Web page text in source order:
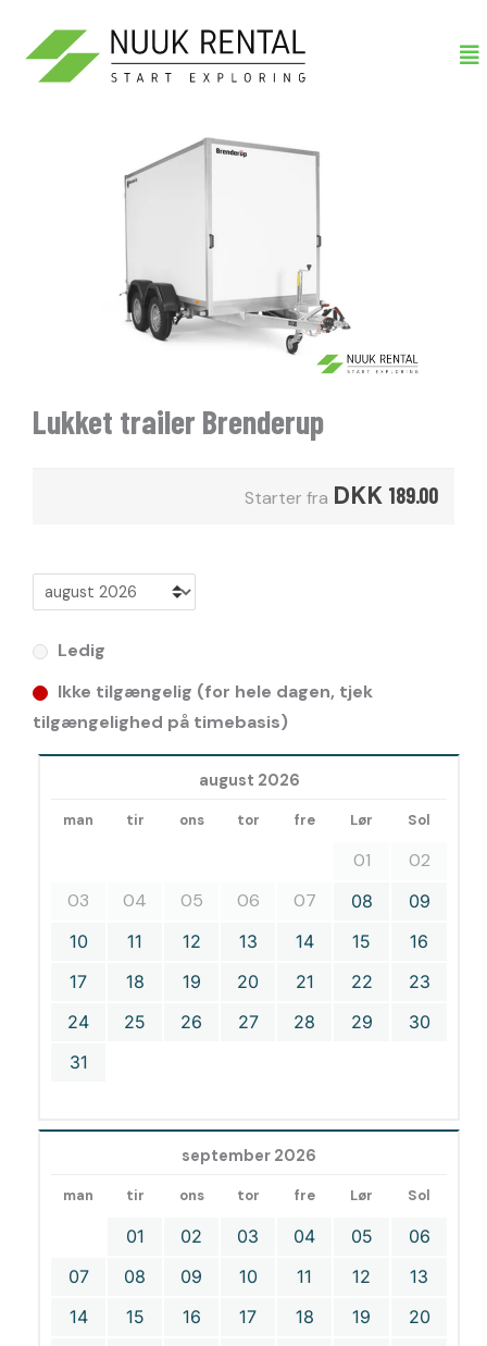
indholdet
Lukket trailer Brenderup
Starter fra DKK 189.00
Ledig
Ikke tilgængelig (for hele dagen, tjek
tilgængelighed på timebasis)
august 2026
man tir ons tor fre Lør Sol
01
02
03
04 05 06 07 08
09
10
11 12 13 14 15
16
17
18 19 20 21 22
23
24
25 26 27 28 29
30
31
september 2026
man tir ons tor fre Lør Sol
01 02 03 04 05
06
07
08 09 10 11 12
13
14
15 16 17 18 19
20